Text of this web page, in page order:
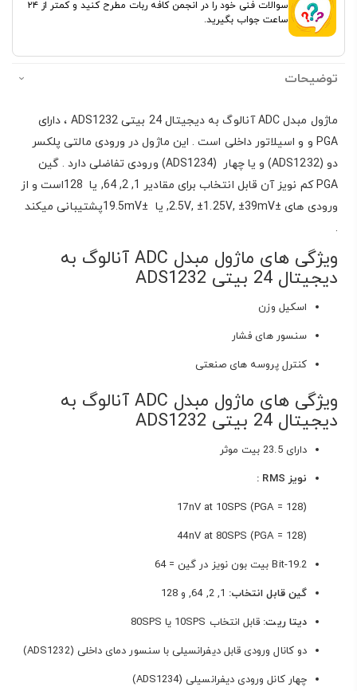
سوالات فنی خود را در انجمن کافه ربات مطرح کنید و کمتر از ۲۴
ساعت جواب بگیرید.
توضیحات
ماژول مبدل ADC آنالوگ به دیجیتال 24 بیتی ADS1232 ، دارای
PGA و و اسیلاتور داخلی است . این ماژول در ورودی مالتی پلکسر
دو (ADS1232) و یا چهار (ADS1234) ورودی تفاضلی دارد . گین
PGA کم نویز آن قابل انتخاب برای مقادیر 1, 2, 64, یا 128است و از
ورودی های ±2.5V, ±1.25V, ±39mV, یا ±19.5mVپشتیبانی میکند
.
ویژگی های ماژول مبدل ADC آنالوگ به
دیجیتال 24 بیتی ADS1232
اسکیل وزن
سنسور های فشار
کنترل پروسه های صنعتی
ویژگی های ماژول مبدل ADC آنالوگ به
دیجیتال 24 بیتی ADS1232
دارای 23.5 بیت موثر
نویز RMS :
17nV at 10SPS (PGA = 128)
44nV at 80SPS (PGA = 128)
19.2-Bit بیت بون نویز در گین = 64
گین قابل انتخاب: 1, 2, 64, و 128
دیتا ریت: قابل انتخاب 10SPS یا 80SPS
دو کانال ورودی قابل دیفرانسیلی با سنسور دمای داخلی (ADS1232)
چهار کانل ورودی دیفرانسیلی (ADS1234)